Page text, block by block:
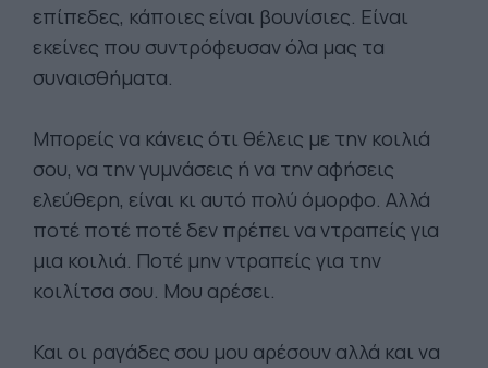
επίπεδες, κάποιες είναι βουνίσιες. Είναι
εκείνες που συντρόφευσαν όλα μας τα
συναισθήματα.
Μπορείς να κάνεις ότι θέλεις με την κοιλιά
σου, να την γυμνάσεις ή να την αφήσεις
ελεύθερη, είναι κι αυτό πολύ όμορφο. Αλλά
ποτέ ποτέ ποτέ δεν πρέπει να ντραπείς για
μια κοιλιά. Ποτέ μην ντραπείς για την
κοιλίτσα σου. Μου αρέσει.
Και οι ραγάδες σου μου αρέσουν αλλά και να